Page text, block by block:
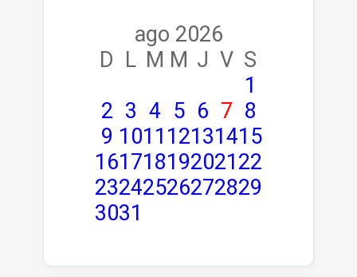
ago 2026
D L M M J V S
1
2 3 4 5 6 7 8
9 1011 12131415
16171819202122
23242526272829
3031